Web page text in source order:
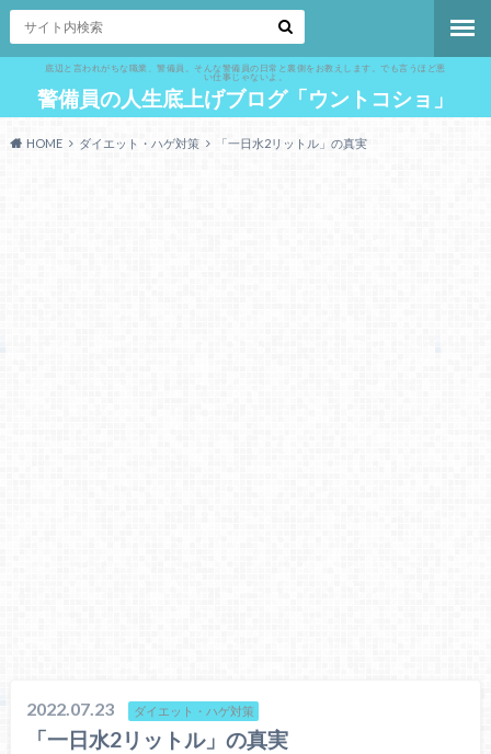
底辺と言われがちな職業、警備員。そんな警備員の日常と裏側をお教えします。でも言うほど悪
い仕事じゃないよ。
警備員の人生底上げブログ「ウントコショ」
HOME ダイエット・ハゲ対策 「一日水2リットル」の真実
2022.07.23 ダイエット・ハゲ対策
「一日水2リットル」の真実